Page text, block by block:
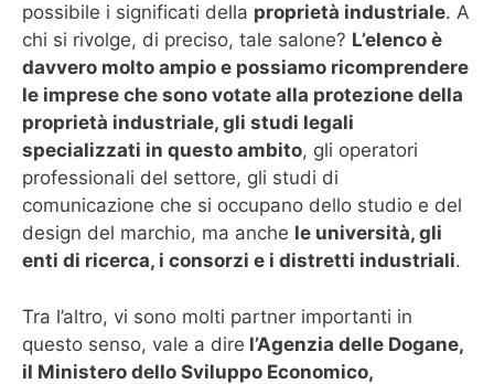
possibile i significati della proprietà industriale. A
chi si rivolge, di preciso, tale salone? L’elenco è
davvero molto ampio e possiamo ricomprendere
le imprese che sono votate alla protezione della
proprietà industriale, gli studi legali
specializzati in questo ambito, gli operatori
professionali del settore, gli studi di
comunicazione che si occupano dello studio e del
design del marchio, ma anche le università, gli
enti di ricerca, i consorzi e i distretti industriali.
Tra l’altro, vi sono molti partner importanti in
questo senso, vale a dire l’Agenzia delle Dogane,
il Ministero dello Sviluppo Economico,